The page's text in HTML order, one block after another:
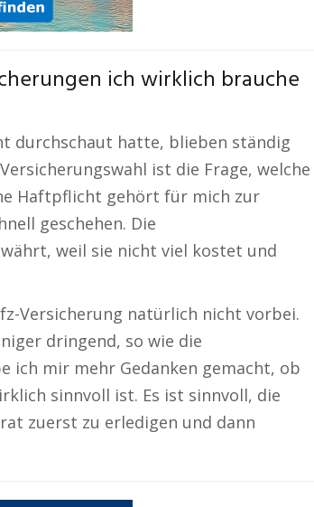
ich wirklich brauche
durchschaut hatte, blieben ständig
ist die Frage, welche
Haftpflicht gehört für mich zur
geschehen. Die
weil sie nicht viel kostet und
Versicherung natürlich nicht vorbei.
dringend, so wie die
ich mir mehr Gedanken gemacht, ob
sinnvoll ist. Es ist sinnvoll, die
zuerst zu erledigen und dann